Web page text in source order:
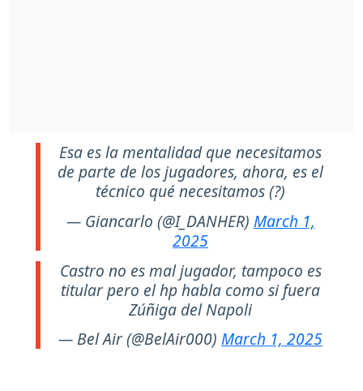
Esa es la mentalidad que necesitamos
de parte de los jugadores, ahora, es el
técnico qué necesitamos (?)
— Giancarlo (@I_DANHER) March 1,
2025
Castro no es mal jugador, tampoco es
titular pero el hp habla como si fuera
Zúñiga del Napoli
— Bel Air (@BelAir000) March 1, 2025